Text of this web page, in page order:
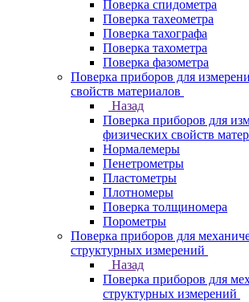
Поверка спидометра
Поверка тахеометра
Поверка тахографа
Поверка тахометра
Поверка фазометра
Поверка приборов для
свойств материалов
Назад
Поверка приборов для
физических свойств
Нормалемеры
Пенетрометры
Пластометры
Плотномеры
Поверка толщиномера
Порометры
Поверка приборов для
структурных измерений
Назад
Поверка приборов для
структурных измерений